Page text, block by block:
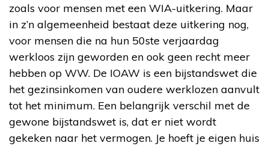
zoals voor mensen met een WIA-uitkering. Maar
in z’n algemeenheid bestaat deze uitkering nog,
voor mensen die na hun 50ste verjaardag
werkloos zijn geworden en ook geen recht meer
hebben op WW. De IOAW is een bijstandswet die
het gezinsinkomen van oudere werklozen aanvult
tot het minimum. Een belangrijk verschil met de
gewone bijstandswet is, dat er niet wordt
gekeken naar het vermogen. Je hoeft je eigen huis